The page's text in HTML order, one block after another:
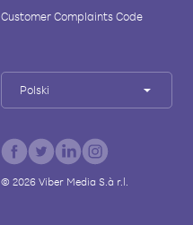
Customer Complaints Code
Polski
© 2026Viber Media S.à r.l.